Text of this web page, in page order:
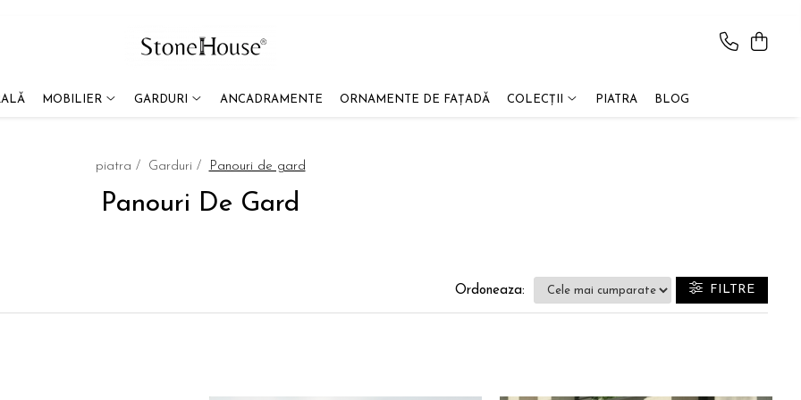
MOBILIER GARDURI ANCADRAMENTE ORNAMENTE DE FAȚADĂ COLECȚII PIATRA BLOG
piatra / Garduri / Panouri de gard
Panouri De Gard
FILTRE
Ordoneaza: